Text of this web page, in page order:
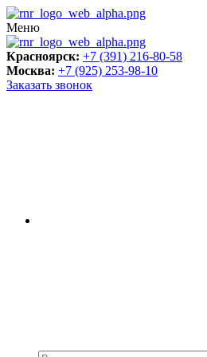
Меню
Красноярск: +7 (391) 216-80-58
Москва: +7 (925) 253-98-10
Заказать звонок